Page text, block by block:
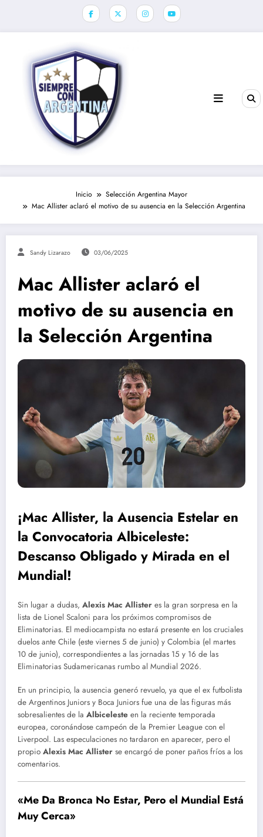
Inicio
Selección Argentina Mayor
Mac Allister aclaró el motivo de su ausencia en la Selección Argentina
Sandy Lizarazo 03/06/2025
Mac Allister aclaró el
motivo de su ausencia en
la Selección Argentina
¡Mac Allister, la Ausencia Estelar en
la Convocatoria Albiceleste:
Descanso Obligado y Mirada en el
Mundial!
Sin lugar a dudas, Alexis Mac Allister es la gran sorpresa en la
lista de Lionel Scaloni para los próximos compromisos de
Eliminatorias. El mediocampista no estará presente en los cruciales
duelos ante Chile (este viernes 5 de junio) y Colombia (el martes
10 de junio), correspondientes a las jornadas 15 y 16 de las
Eliminatorias Sudamericanas rumbo al Mundial 2026.
En un principio, la ausencia generó revuelo, ya que el ex futbolista
de Argentinos Juniors y Boca Juniors fue una de las figuras más
sobresalientes de la Albiceleste en la reciente temporada
europea, coronándose campeón de la Premier League con el
Liverpool. Las especulaciones no tardaron en aparecer, pero el
propio Alexis Mac Allister se encargó de poner paños fríos a los
comentarios.
«Me Da Bronca No Estar, Pero el Mundial Está
Muy Cerca»